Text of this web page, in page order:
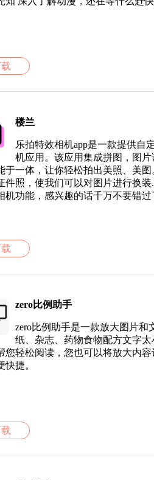
楼兰
乐拍特效相机app是一款提供自
机应用。该应用集成拼图，图
于一体，让你轻松拍出美照、美
件照，使我们可以对图片进行换
机功能，感兴趣的话千万不要错过
zero比例助手
zero比例助手是一款放大图片和
纸、杂志、药物食物配方文字
您轻松阅读，您也可以将放大内
快捷。